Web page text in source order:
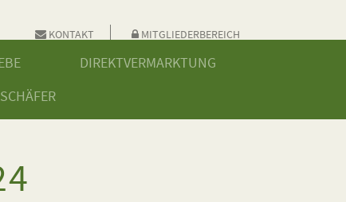
KONTAKT MITGLIEDERBEREICH
DIREKTVERMARKTUNG